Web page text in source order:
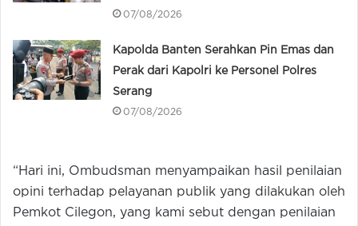
07/08/2026
Kapolda Banten Serahkan Pin Emas dan
Perak dari Kapolri ke Personel Polres
Serang
07/08/2026
“Hari ini, Ombudsman menyampaikan hasil penilaian
opini terhadap pelayanan publik yang dilakukan oleh
Pemkot Cilegon, yang kami sebut dengan penilaian